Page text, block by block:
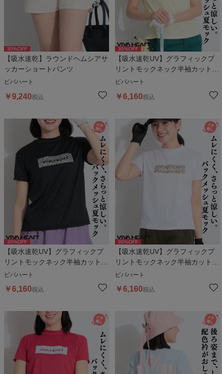
30%OFF
【吸水速乾】ラウンドヘムシアサ
ッカーショートパンツ
ビバハート
￥9,240税込
30%OFF
【吸水速乾UV】グラフィックプ
リントモックネック半袖カットソ
ー
ビバハート
￥6,160税込
30%OFF
【吸水速乾UV】グラフィックプ
リントモックネック半袖カットソ
ー
ビバハート
￥6,160税込
30%OFF
【吸水速乾UV】グラフィックプ
リントモックネック半袖カットソ
ー
ビバハート
￥6,160税込